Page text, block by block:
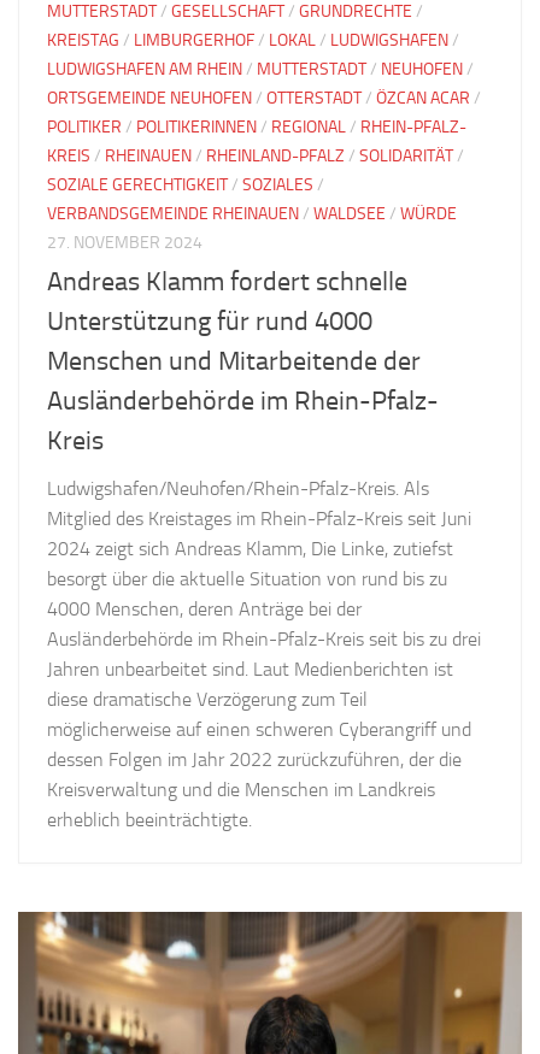
MUTTERSTADT/ GESELLSCHAFT/ GRUNDRECHTE /
KREISTAG / LIMBURGERHOF/ LOKAL/ LUDWIGSHAFEN/
LUDWIGSHAFEN AM RHEIN/ MUTTERSTADT/ NEUHOFEN/
ORTSGEMEINDE NEUHOFEN/ OTTERSTADT/ ÖZCAN ACAR /
POLITIKER / POLITIKERINNEN/ REGIONAL/ RHEIN-PFALZ-
KREIS / RHEINAUEN/ RHEINLAND-PFALZ / SOLIDARITÄT/
SOZIALE GERECHTIGKEIT/ SOZIALES /
VERBANDSGEMEINDE RHEINAUEN/ WALDSEE / WÜRDE
27. NOVEMBER 2024
Andreas Klamm fordert schnelle
Unterstützung für rund 4000
Menschen und Mitarbeitende der
Ausländerbehörde im Rhein-Pfalz-
Kreis
Ludwigshafen/Neuhofen/Rhein-Pfalz-Kreis. Als
Mitglied des Kreistages im Rhein-Pfalz-Kreis seit Juni
2024 zeigt sich Andreas Klamm, Die Linke, zutiefst
besorgt über die aktuelle Situation von rund bis zu
4000 Menschen, deren Anträge bei der
Ausländerbehörde im Rhein-Pfalz-Kreis seit bis zu drei
Jahren unbearbeitet sind. Laut Medienberichten ist
diese dramatische Verzögerung zum Teil
möglicherweise auf einen schweren Cyberangriff und
dessen Folgen im Jahr 2022 zurückzuführen, der die
Kreisverwaltung und die Menschen im Landkreis
erheblich beeinträchtigte.